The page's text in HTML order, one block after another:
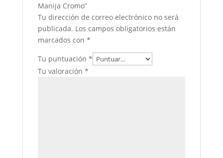
Manija Cromo”
Tu dirección de correo electrónico no será
publicada. Los campos obligatorios están
marcados con *
Tu puntuación *
Tu valoración *